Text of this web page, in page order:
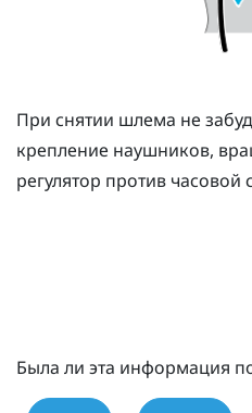
При снятии шлема не
крепление наушников,
регулятор против часовой
Была ли эта информация